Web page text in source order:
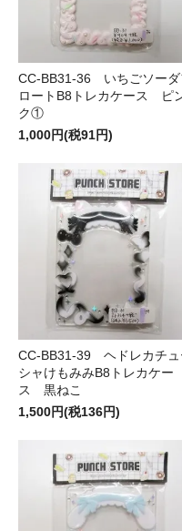
CC-BB31-36 いちごソーダ
ロートB8トレカケース ピ
ク①
1,000円(税91円)
CC-BB31-39 ヘドレカチュ
シャけもみみB8トレカケー
ス 黒ねこ
1,500円(税136円)